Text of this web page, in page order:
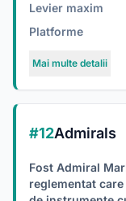
Levier maxim
Platforme
Mai multe detalii
#12Admirals
Fost Admiral
reglementat